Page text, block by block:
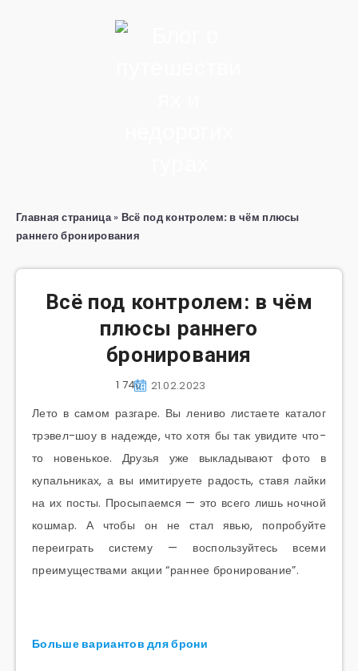
Главная страница» Всё под контролем: в чём плюсы
раннего бронирования
Всё под контролем: в чём
плюсы раннего
бронирования
21.02.2023
1 740
Лето в самом разгаре. Вы лениво листаете каталог
трэвел-шоу в надежде, что хотя бы так увидите что-
то новенькое. Друзья уже выкладывают фото в
купальниках, а вы имитируете радость, ставя лайки
на их посты. Просыпаемся — это всего лишь ночной
кошмар. А чтобы он не стал явью, попробуйте
переиграть систему — воспользуйтесь всеми
преимуществами акции “раннее бронирование”.
Больше вариантов для брони